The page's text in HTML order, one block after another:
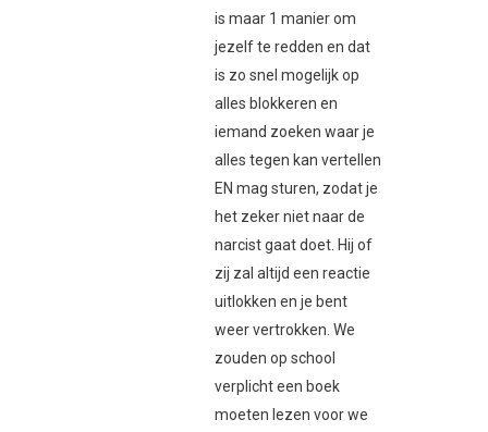
is maar 1 manier om
jezelf te redden en dat
is zo snel mogelijk op
alles blokkeren en
iemand zoeken waar je
alles tegen kan vertellen
EN mag sturen, zodat je
het zeker niet naar de
narcist gaat doet. Hij of
zij zal altijd een reactie
uitlokken en je bent
weer vertrokken. We
zouden op school
verplicht een boek
moeten lezen voor we